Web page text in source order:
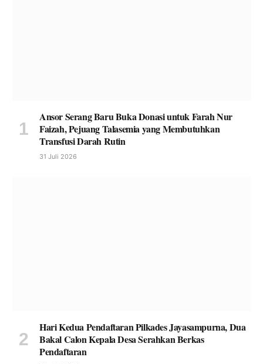
Ansor Serang Baru Buka Donasi untuk Farah Nur
Faizah, Pejuang Talasemia yang Membutuhkan
Transfusi Darah Rutin
31 Juli 2026
Hari Kedua Pendaftaran Pilkades Jayasampurna, Dua
Bakal Calon Kepala Desa Serahkan Berkas
Pendaftaran